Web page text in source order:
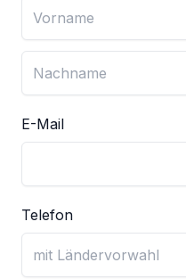
E-Mail
Telefon